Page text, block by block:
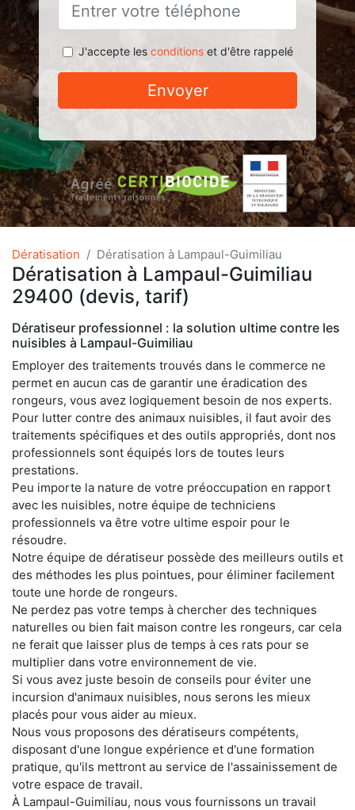
J'accepte les conditionset d'être rappelé
Envoyer
Dératisation Dératisation à Lampaul-Guimiliau
Dératisation à Lampaul-Guimiliau
29400 (devis, tarif)
Dératiseur professionnel : la solution ultime contre les
nuisibles à Lampaul-Guimiliau
Employer des traitements trouvés dans le commerce ne
permet en aucun cas de garantir une éradication des
rongeurs, vous avez logiquement besoin de nos experts.
Pour lutter contre des animaux nuisibles, il faut avoir des
traitements spécifiques et des outils appropriés, dont nos
professionnels sont équipés lors de toutes leurs
prestations.
Peu importe la nature de votre préoccupation en rapport
avec les nuisibles, notre équipe de techniciens
professionnels va être votre ultime espoir pour le
résoudre.
Notre équipe de dératiseur possède des meilleurs outils et
des méthodes les plus pointues, pour éliminer facilement
toute une horde de rongeurs.
Ne perdez pas votre temps à chercher des techniques
naturelles ou bien fait maison contre les rongeurs, car cela
ne ferait que laisser plus de temps à ces rats pour se
multiplier dans votre environnement de vie.
Si vous avez juste besoin de conseils pour éviter une
incursion d'animaux nuisibles, nous serons les mieux
placés pour vous aider au mieux.
Nous vous proposons des dératiseurs compétents,
disposant d'une longue expérience et d'une formation
pratique, qu'ils mettront au service de l'assainissement de
votre espace de travail.
À Lampaul-Guimiliau, nous vous fournissons un travail